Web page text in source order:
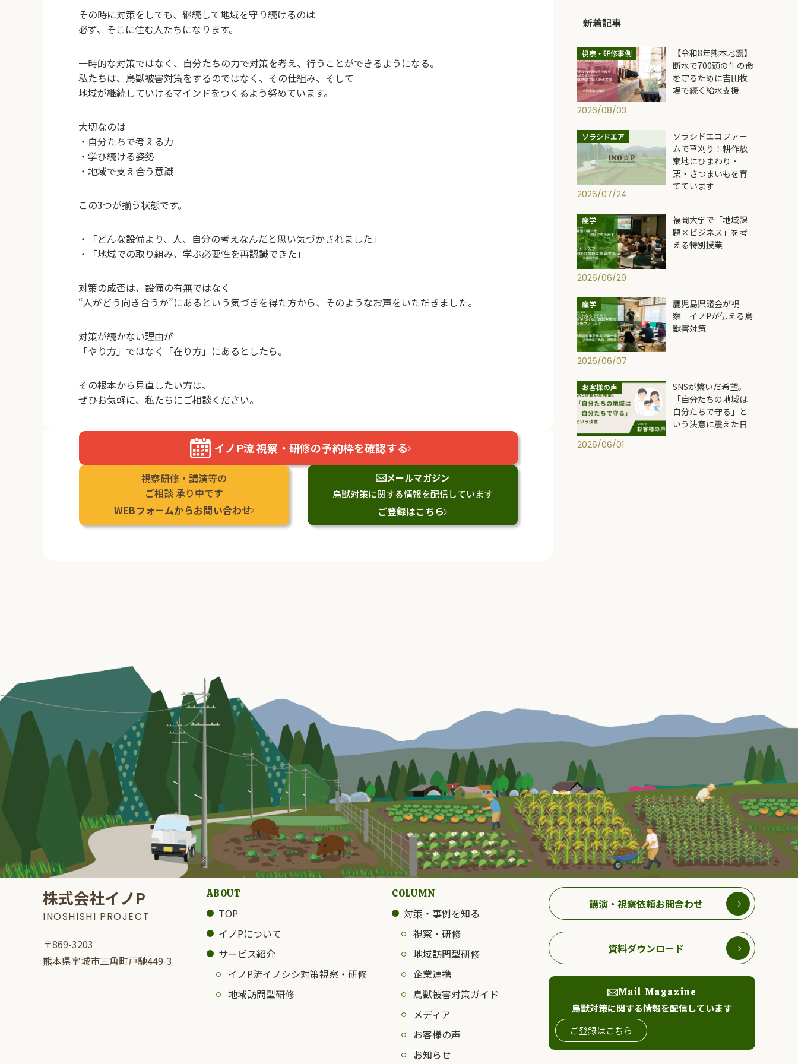
その時に対策をしても、継続して地域を守り続けるのは
必ず、そこに住む人たちになります。
一時的な対策ではなく、自分たちの力で対策を考え、行うことができるようになる。
私たちは、鳥獣被害対策をするのではなく、その仕組み、そして
地域が継続していけるマインドをつくるよう努めています。
大切なのは
・自分たちで考える力
・学び続ける姿勢
・地域で支え合う意識
この3つが揃う状態です。
・「どんな設備より、人、自分の考えなんだと思い気づかされました」
・「地域での取り組み、学ぶ必要性を再認識できた」
対策の成否は、設備の有無ではなく
“人がどう向き合うか”にあるという気づきを得た方から、そのようなお声をいただきました。
対策が続かない理由が
「やり方」ではなく「在り方」にあるとしたら。
その根本から見直したい方は、
ぜひお気軽に、私たちにご相談ください。
イノP流 視察・研修の予約枠を確認する
視察研修・講演等の
ご相談 承り中です
WEBフォームから⁨⁩お問い合わせ
メールマガジン
鳥獣対策に関する情報を配信しています
ご登録はこちら
新着記事
視察・研修事例
【令和8年熊本地震】
断水で700頭の牛の命
を守るために――吉田牧
場で続く給水支援
2026/08/03
ソラシドエア
ソラシドエコファー
ムで草刈り！耕作放
棄地にひまわり・
栗・さつまいもを育
てています
2026/07/24
座学
福岡大学で「地域課
題×ビジネス」を考
える特別授業
2026/06/29
座学
鹿児島県議会が視
察 イノPが伝える鳥
獣害対策
2026/06/07
お客様の声
SNSが繋いだ希望。
「自分たちの地域は
自分たちで守る」と
いう決意に震えた日
2026/06/01
株式会社イノP
INOSHISHI PROJECT
〒869-3203
熊本県宇城市三角町戸馳449-3
ABOUT
TOP
イノPについて
サービス紹介
イノP流イノシシ対策視察・研修
地域訪問型研修
COLUMN
対策・事例を知る
視察・研修
地域訪問型研修
企業連携
鳥獣被害対策ガイド
メディア
お客様の声
お知らせ
講演・視察依頼お問合わせ
資料ダウンロード
Mail Magazine
鳥獣対策に関する情報を配信しています
ご登録はこちら